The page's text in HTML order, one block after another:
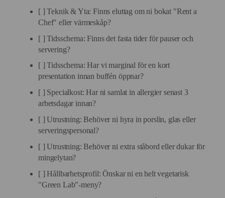
[ ] Teknik & Yta: Finns eluttag om ni bokat "Rent a
Chef" eller värmeskåp?
[ ] Tidsschema: Finns det fasta tider för pauser och
servering?
[ ] Tidsschema: Har vi marginal för en kort
presentation innan buffén öppnar?
[ ] Specialkost: Har ni samlat in allergier senast 3
arbetsdagar innan?
[ ] Utrustning: Behöver ni hyra in porslin, glas eller
serveringspersonal?
[ ] Utrustning: Behöver ni extra ståbord eller dukar för
mingelytan?
[ ] Hållbarhetsprofil: Önskar ni en helt vegetarisk
"Green Lab"-meny?